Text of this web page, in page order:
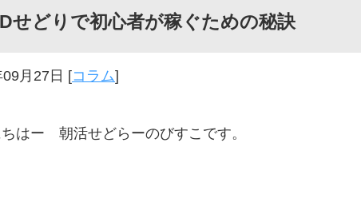
せどりで初心者が稼ぐための秘訣
月27日 [コラム]
はー 朝活せどらーのびすこです。